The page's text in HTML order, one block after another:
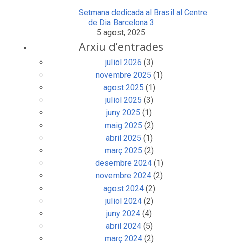
Setmana dedicada al Brasil al Centre
de Dia Barcelona 3
5 agost, 2025
Arxiu d’entrades
juliol 2026 (3)
novembre 2025 (1)
agost 2025 (1)
juliol 2025 (3)
juny 2025 (1)
maig 2025 (2)
abril 2025 (1)
març 2025 (2)
desembre 2024(1)
novembre 2024(2)
agost 2024(2)
juliol 2024(2)
juny 2024 (4)
abril 2024(5)
març 2024(2)